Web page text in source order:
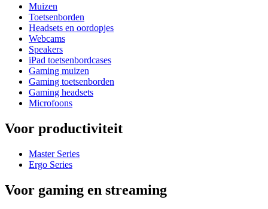
Muizen
Toetsenborden
Headsets en oordopjes
Webcams
Speakers
iPad toetsenbordcases
Gaming muizen
Gaming toetsenborden
Gaming headsets
Microfoons
Voor productiviteit
Master Series
Ergo Series
Voor gaming en streaming